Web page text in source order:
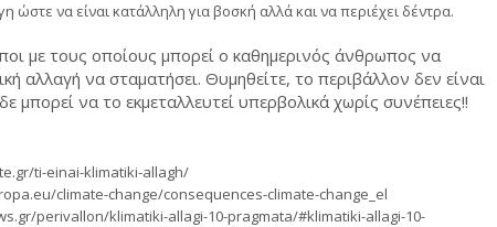
ώστε να είναι κατάλληλη για βοσκή αλλά και να περιέχει δέντρα.
με τους οποίους μπορεί ο καθημερινός άνθρωπος να
αλλαγή να σταματήσει. Θυμηθείτε, το περιβάλλον δεν είναι
μπορεί να το εκμεταλλευτεί υπερβολικά χωρίς συνέπειες!!
ti-einai-klimatiki-allagh/
climate-change/consequences-climate-change_el
perivallon/klimatiki-allagi-10-pragmata/#klimatiki-allagi-10-